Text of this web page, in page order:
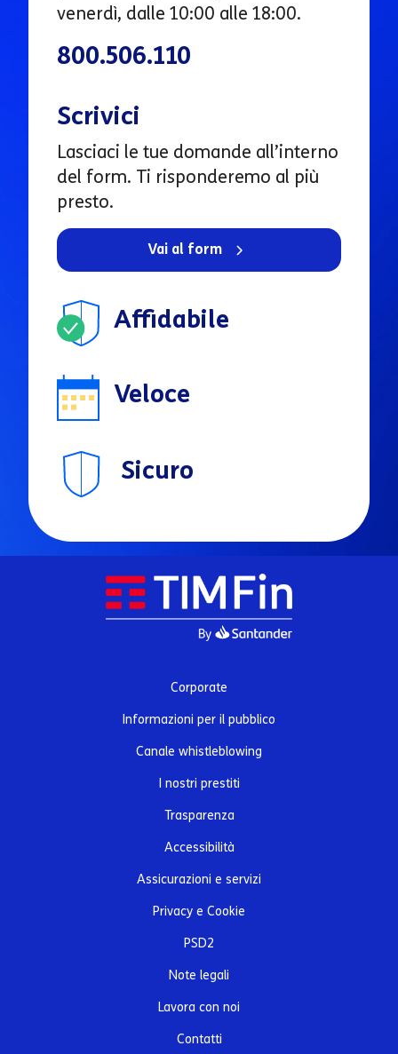
venerdì, dalle 10:00 alle 18:00.
800.506.110
Scrivici
Lasciaci le tue domande all’interno
del form. Ti risponderemo al più
presto.
Vai al form
Affidabile
Veloce
Sicuro
Corporate
Informazioni per il pubblico
Canale whistleblowing
I nostri prestiti
Trasparenza
Accessibilità
Assicurazioni e servizi
Privacy e Cookie
PSD2
Note legali
Lavora con noi
Contatti